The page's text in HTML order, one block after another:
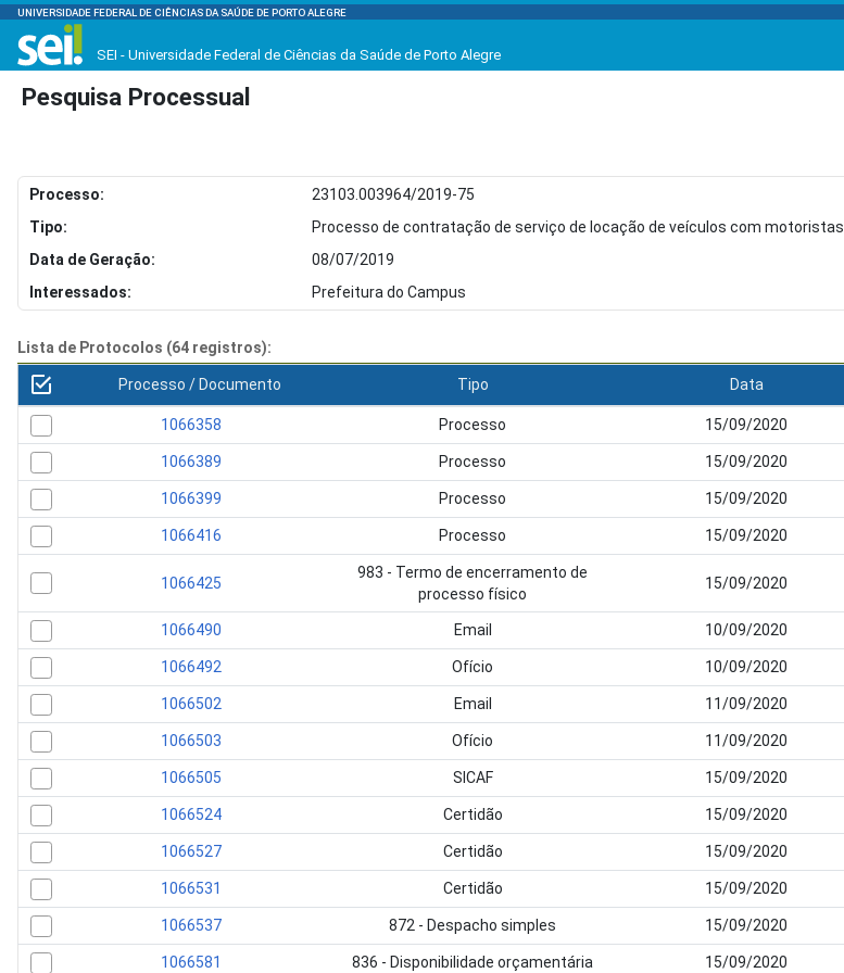
UNIVERSIDADE FEDERAL DE CIÊNCIAS DA SAÚDE DE PORTO ALEGRE
SEI - Universidade Federal de Ciências da Saúde de Porto Alegre
Pesquisa Processual
Processo:
23103.003964/2019-75
Tipo:
Processo de contratação de serviço de locação de veículos com motoristas
Data de Geração:
08/07/2019
Interessados:
Prefeitura do Campus
Lista de Protocolos (64 registros):
Processo / Documento Tipo Data
1066358 Processo 15/09/2020
1066389 Processo 15/09/2020
1066399 Processo 15/09/2020
1066416 Processo 15/09/2020
1066425
983 - Termo de encerramento de
processo físico
15/09/2020
1066490 Email 10/09/2020
1066492 Ofício 10/09/2020
1066502 Email 11/09/2020
1066503 Ofício 11/09/2020
1066505 SICAF 15/09/2020
1066524 Certidão 15/09/2020
1066527 Certidão 15/09/2020
1066531 Certidão 15/09/2020
1066537 872 - Despacho simples 15/09/2020
1066581 836 - Disponibilidade orçamentária 15/09/2020